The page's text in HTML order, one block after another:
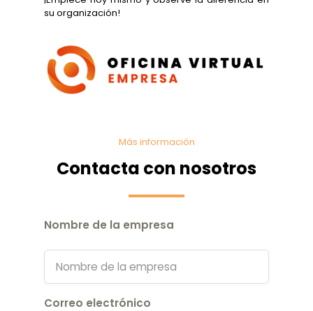
su organización!
Más información
Contacta con nosotros
Nombre de la empresa
Correo electrónico